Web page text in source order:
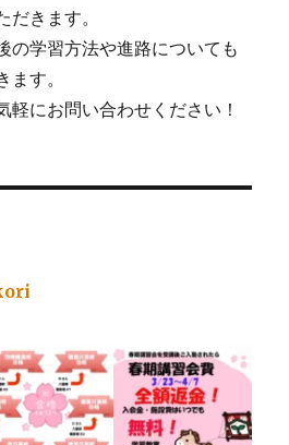
だきます。
の学習方法や進路についても
す。
軽にお問い合わせください！